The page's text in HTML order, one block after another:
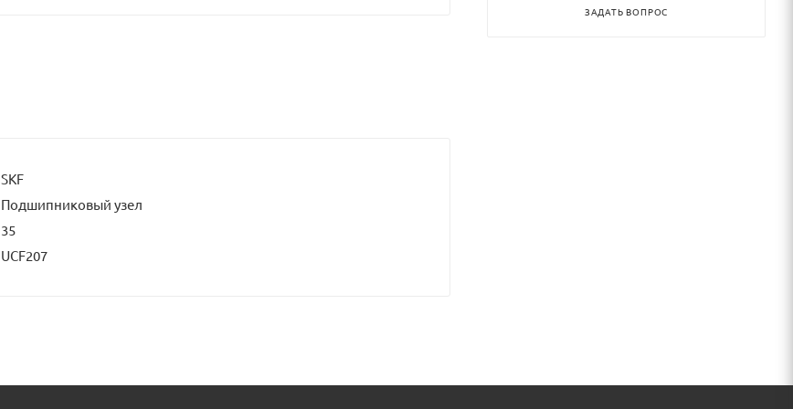
SKF
Подшипниковый узел
35
UCF207
ЗАДАТЬ ВОПРОС